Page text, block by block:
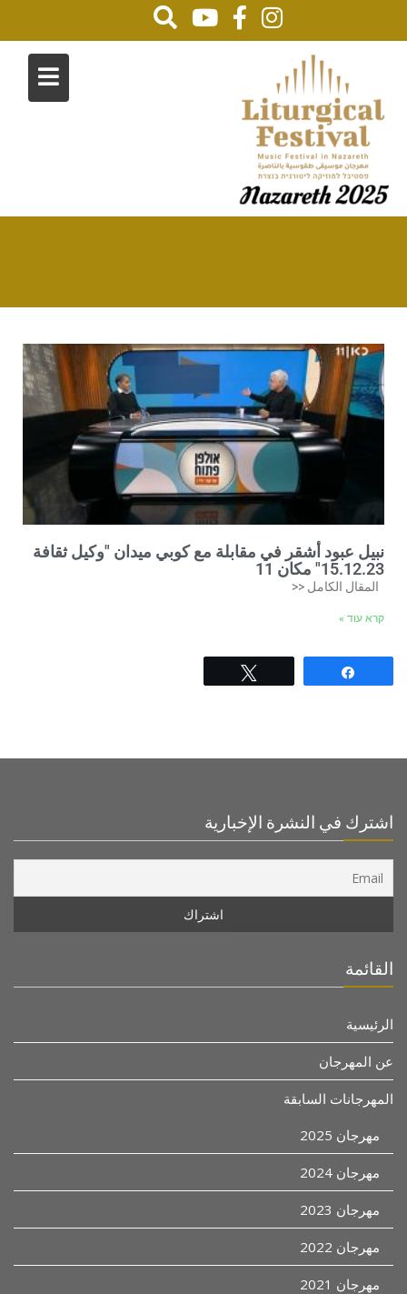
2023
نبيل عبود أشقر في مقابلة مع كوبي ميدان "وكيل ثقافة
15.12.23" مكان 11
المقال الكامل <<
קרא עוד »
اشترك في النشرة الإخبارية
القائمة
الرئيسية
عن المهرجان
المهرجانات السابقة
مهرجان 2025
مهرجان 2024
مهرجان 2023
مهرجان 2022
مهرجان 2021